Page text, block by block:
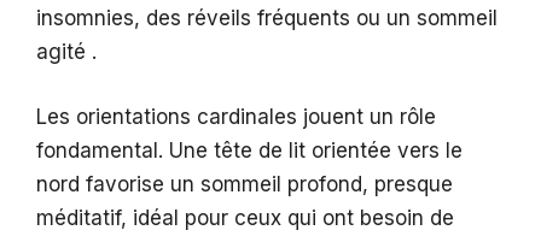
insomnies, des réveils fréquents ou un sommeil
agité .
Les orientations cardinales jouent un rôle
fondamental. Une tête de lit orientée vers le
nord favorise un sommeil profond, presque
méditatif, idéal pour ceux qui ont besoin de